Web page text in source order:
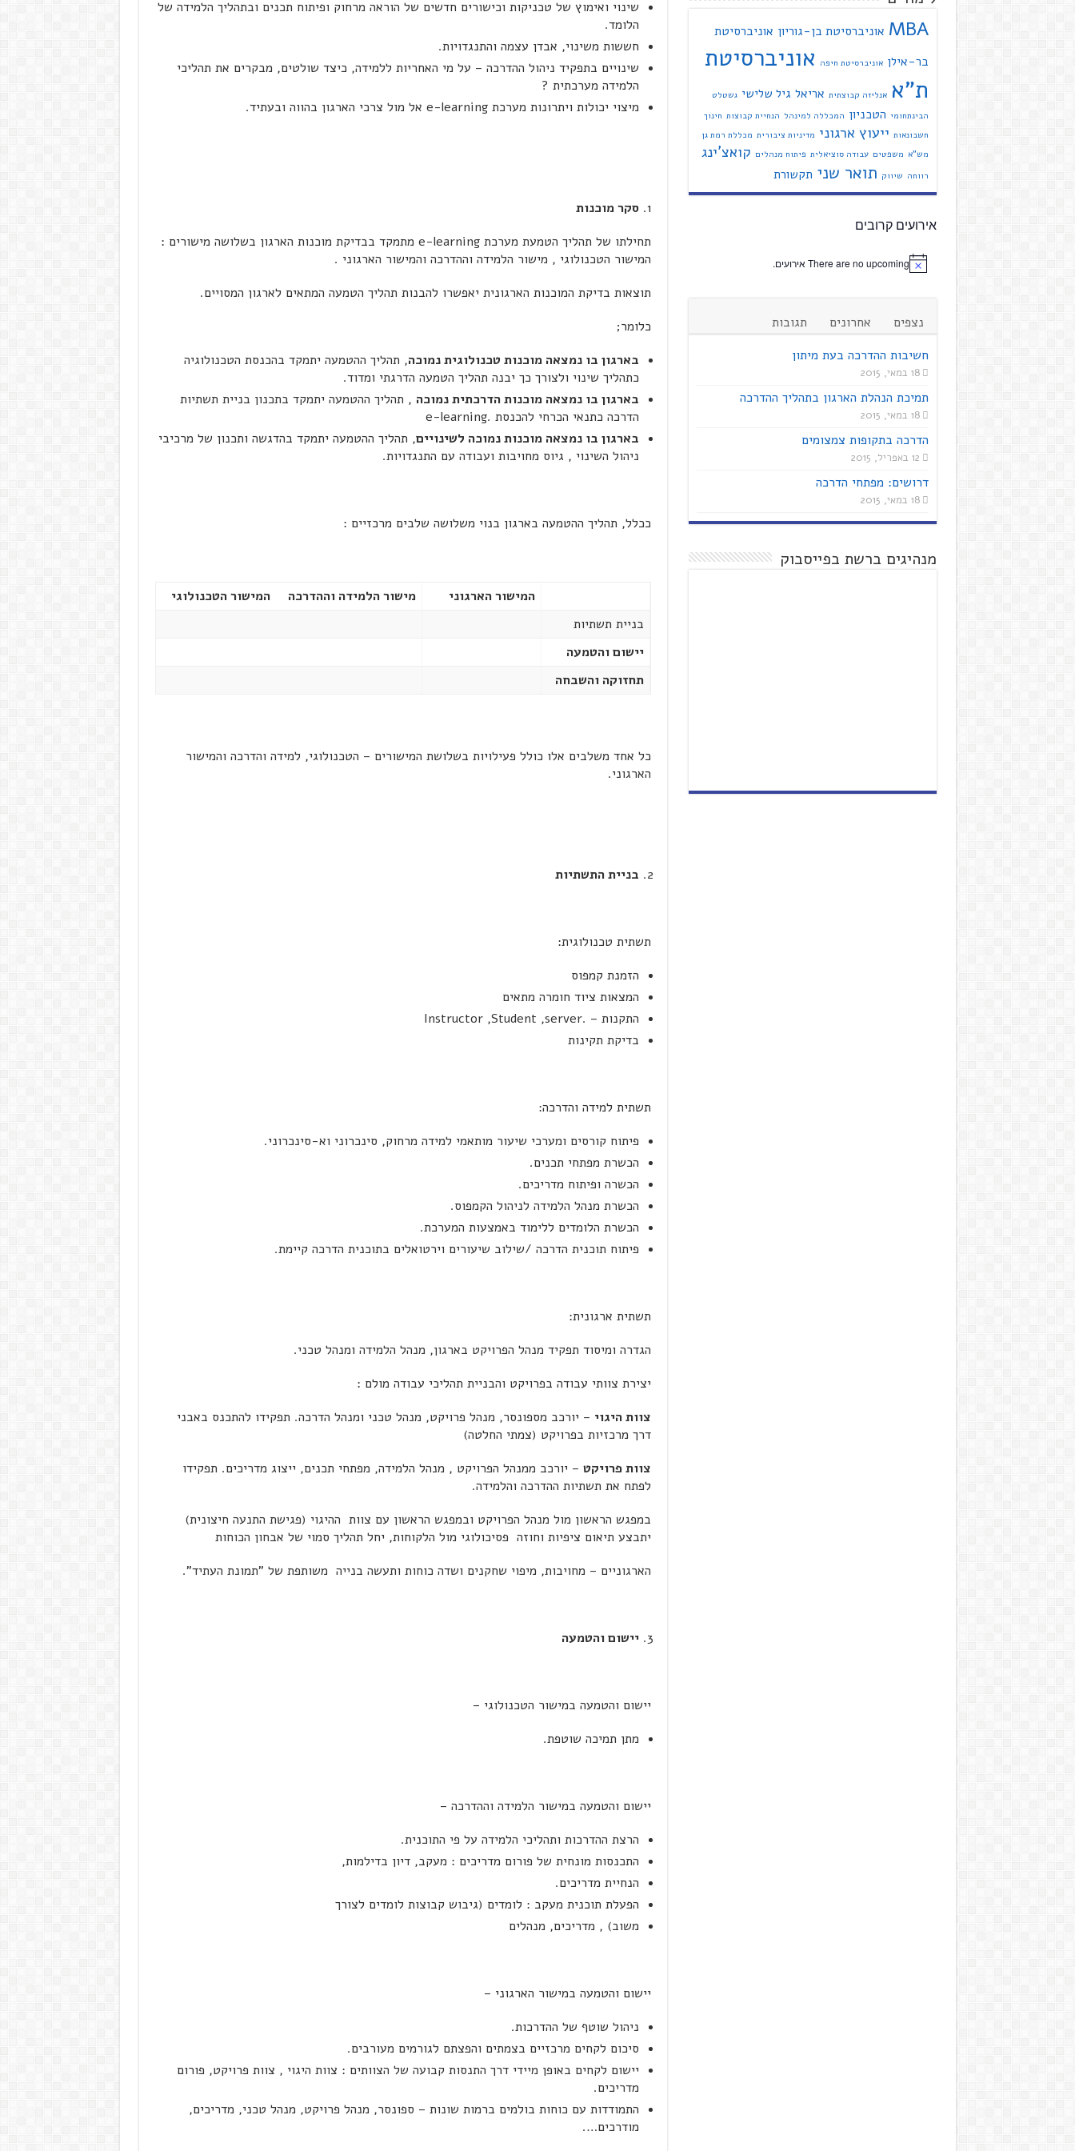
שינוי ואימוץ של טכניקות וכישורים חדשים של הוראה מרחוק ופיתוח תכנים ובתהליך הלמידה של
הלומד.
חששות משינוי, אבדן עצמה והתנגדויות.
שינויים בתפקיד ניהול ההדרכה – על מי האחריות ללמידה, כיצד שולטים, מבקרים את תהליכי
הלמידה מערכתית ?
מיצוי יכולות ויתרונות מערכת e-learning אל מול צרכי הארגון בהווה ובעתיד.
סקר מוכנות
תחילתו של תהליך הטמעת מערכת e-learning מתמקד בבדיקת מוכנות הארגון בשלושה מישורים :
המישור הטכנולוגי , מישור הלמידה וההדרכה והמישור הארגוני .
תוצאות בדיקת המוכנות הארגונית יאפשרו להבנות תהליך הטמעה המתאים לארגון המסויים.
כלומר;
בארגון בו נמצאה מוכנות טכנולוגית נמוכה, תהליך ההטמעה יתמקד בהכנסת הטכנולוגיה
כתהליך שינוי ולצורך כך יבנה תהליך הטמעה הדרגתי ומדוד.
בארגון בו נמצאה מוכנות הדרכתית נמוכה , תהליך ההטמעה יתמקד בתכנון בניית תשתיות
הדרכה כתנאי הכרחי להכנסת .e-learning
בארגון בו נמצאה מוכנות נמוכה לשינויים, תהליך ההטמעה יתמקד בהדגשה ותכנון של מרכיבי
ניהול השינוי , גיוס מחויבות ועבודה עם התנגדויות.
ככלל, תהליך ההטמעה בארגון בנוי משלושה שלבים מרכזיים :
המישור הארגוני מישור הלמידה וההדרכה
המישור הטכנולוגי
בניית תשתיות
יישום והטמעה
תחזוקה והשבחה
כל אחד משלבים אלו כולל פעילויות בשלושת המישורים – הטכנולוגי, למידה והדרכה והמישור
הארגוני.
בניית התשתיות
תשתית טכנולוגית:
הזמנת קמפוס
המצאות ציוד חומרה מתאים
התקנות – .Instructor ,Student ,server
בדיקת תקינות
תשתית למידה והדרכה:
פיתוח קורסים ומערכי שיעור מותאמי למידה מרחוק, סינכרוני וא-סינכרוני.
הכשרת מפתחי תכנים.
הכשרה ופיתוח מדריכים.
הכשרת מנהל הלמידה לניהול הקמפוס.
הכשרת הלומדים ללימוד באמצעות המערכת.
פיתוח תוכנית הדרכה /שילוב שיעורים וירטואלים בתוכנית הדרכה קיימת.
תשתית ארגונית:
הגדרה ומיסוד תפקיד מנהל הפרויקט בארגון, מנהל הלמידה ומנהל טכני.
יצירת צוותי עבודה בפרויקט והבניית תהליכי עבודה מולם :
צוות היגוי – יורכב מספונסר, מנהל פרויקט, מנהל טכני ומנהל הדרכה. תפקידו להתכנס באבני
דרך מרכזיות בפרויקט (צמתי החלטה)
צוות פרויקט – יורכב ממנהל הפרויקט , מנהל הלמידה, מפתחי תכנים, ייצוג מדריכים. תפקידו
לפתח את תשתיות ההדרכה והלמידה.
במפגש הראשון מול מנהל הפרויקט ובמפגש הראשון עם צוות ההיגוי (פגישת התנעה חיצונית)
יתבצע תיאום ציפיות וחוזה פסיכולוגי מול הלקוחות, יחל תהליך סמוי של אבחון הכוחות
הארגוניים – מחויבות, מיפוי שחקנים ושדה כוחות ותעשה בנייה משותפת של "תמונת העתיד".
יישום והטמעה
יישום והטמעה במישור הטכנולוגי –
מתן תמיכה שוטפת.
יישום והטמעה במישור הלמידה וההדרכה –
הרצת ההדרכות ותהליכי הלמידה על פי התוכנית.
התכנסות מונחית של פורום מדריכים : מעקב, דיון בדילמות,
הנחיית מדריכים.
הפעלת תוכנית מעקב : לומדים (גיבוש קבוצות לומדים לצורך
משוב) , מדריכים, מנהלים
יישום והטמעה במישור הארגוני –
ניהול שוטף של ההדרכות.
סיכום לקחים מרכזיים בצמתים והפצתם לגורמים מעורבים.
יישום לקחים באופן מיידי דרך התנסות קבועה של הצוותים : צוות היגוי , צוות פרויקט, פורום
מדריכים.
התמודדות עם כוחות בולמים ברמות שונות – ספונסר, מנהל פרויקט, מנהל טכני, מדריכים,
מודרכים….
MBA אוניברסיטת בן-גוריון אוניברסיטת
בר-אילן אוניברסיטת חיפה אוניברסיטת
ת"א אנליזה קבוצתית אריאל גיל שלישי גשטלט
הבינתחומי הטכניון המכללה למינהל הנחיית קבוצות חינוך
חשבונאות ייעוץ ארגוני מדיניות ציבורית מכללת רמת גן
מש"א משפטים עבודה סוציאלית פיתוח מנהלים קואצ'ינג
רווחה שיווק תואר שני תקשורת
אירועים קרובים
There are no upcoming אירועים.
נצפים אחרונים
תגובות
חשיבות ההדרכה בעת מיתון
18 במאי, 2015
תמיכת הנהלת הארגון בתהליך ההדרכה
18 במאי, 2015
הדרכה בתקופות צמצומים
12 באפריל, 2015
דרושים: מפתחי הדרכה
18 במאי, 2015
מנהיגים ברשת בפייסבוק